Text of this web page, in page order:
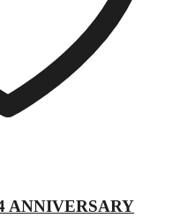
ANNIVERSARY